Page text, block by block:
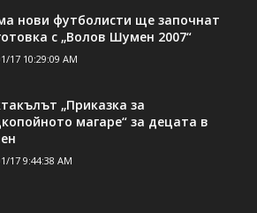
нови футболисти ще започнат
с „Волов Шумен 2007“
17 10:29:09 AM
„Приказка за
магаре“ за децата в
17 9:44:38 AM